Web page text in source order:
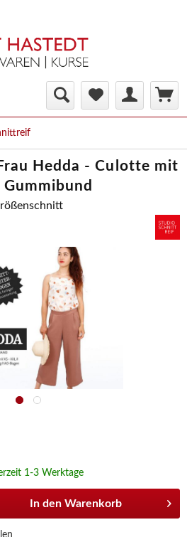
Hedda - Culotte mit
1-3 Werktage
In den Warenkorb